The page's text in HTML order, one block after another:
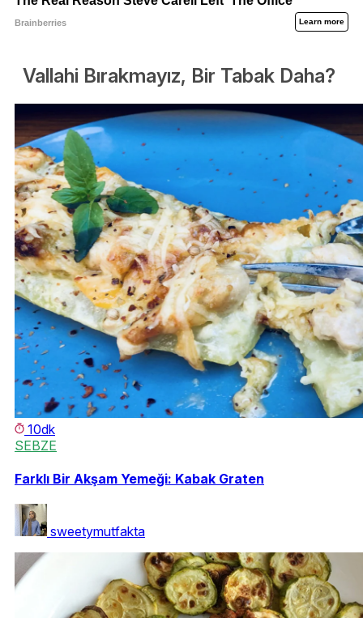
Vallahi Bırakmayız, Bir Tabak Daha?
10dk
SEBZE
Farklı Bir Akşam Yemeği: Kabak Graten
sweetymutfakta